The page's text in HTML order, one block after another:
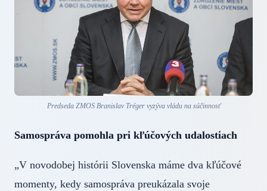
Predseda ZMOS Branislav Tréger vyzýva vládu na súčinnosť
Samospráva pomohla pri kľúčových udalostiach
„V novodobej histórii Slovenska máme dva kľúčové
momenty, kedy samospráva preukázala svoje